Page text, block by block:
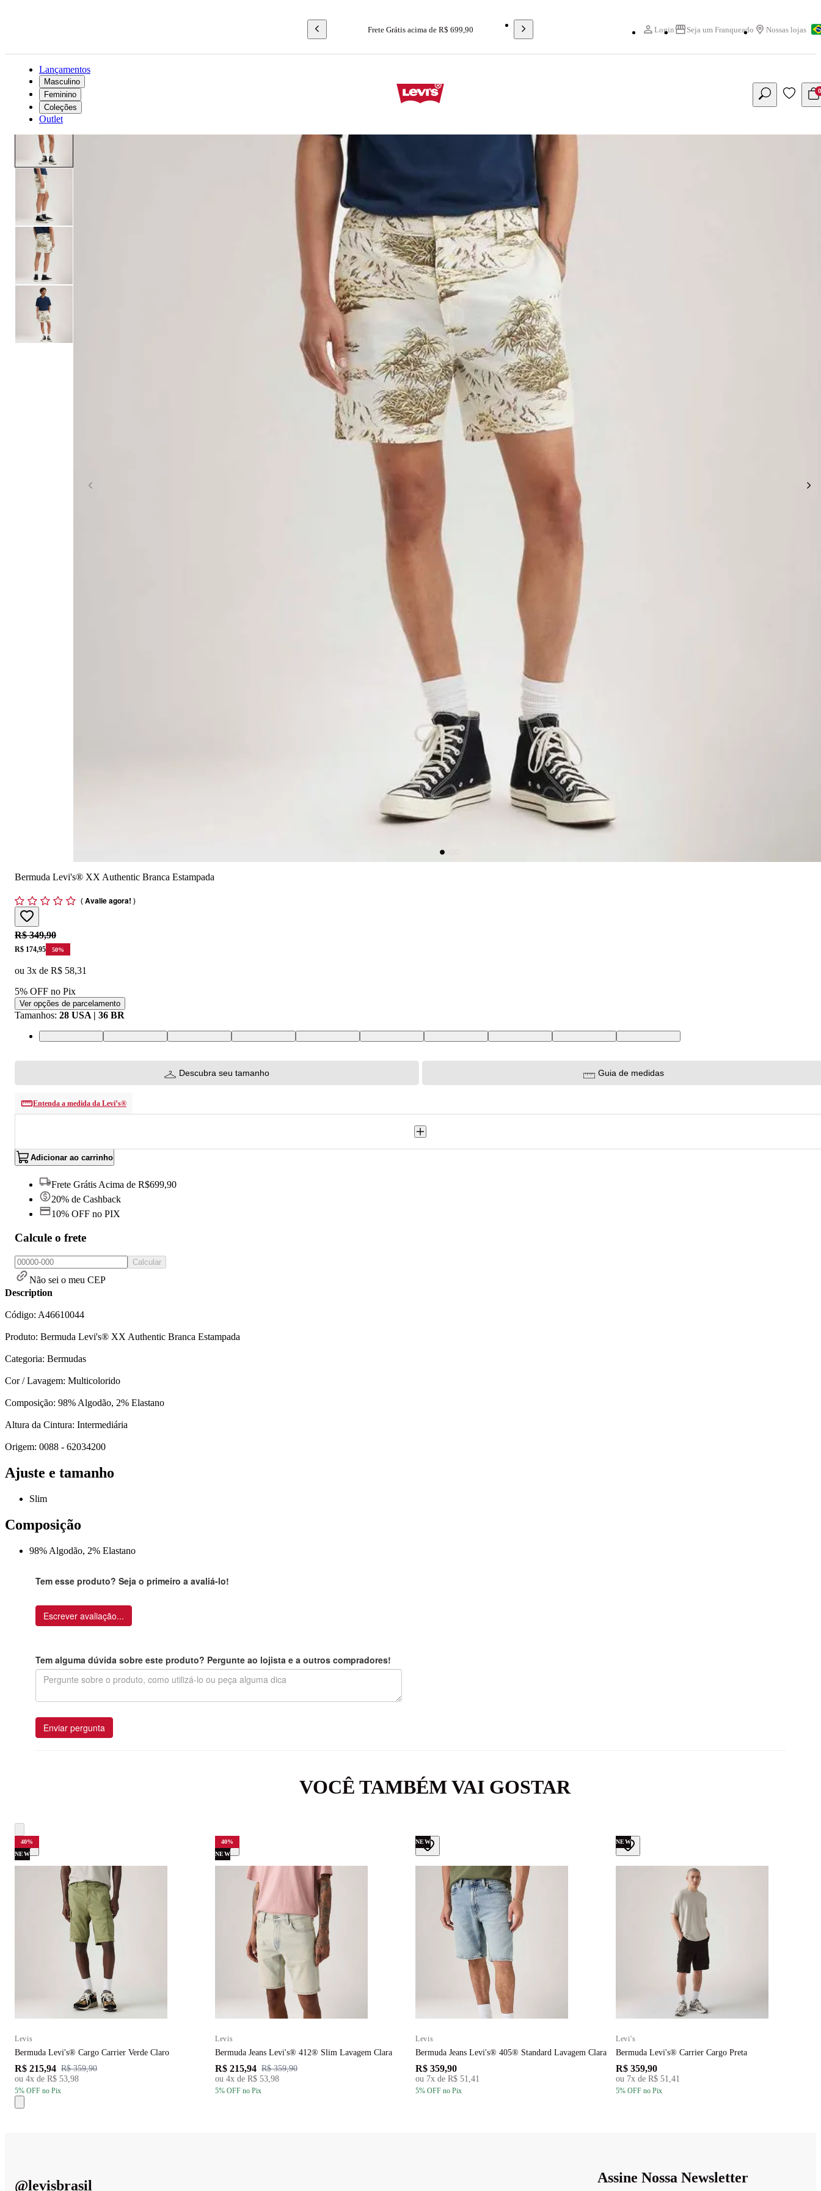
Frete Grátis acima de R$ 699,90 Login Seja um Franqueado Nossas lojas
Lançamentos
Masculino
Feminino
Coleções
Outlet
0
Masculino
Bermuda Levi's® XX Authentic Branca Estampada
(Avalie agora! )
Original price:
R$ 349,90
Price:
R$ 174,95 50%
ou 3x de R$ 58,31
5% OFF no Pix
Ver opções de parcelamento
Tamanhos: 28 USA | 36 BR
28 USA | 36 BR30 USA | 38 BR40 USA | 50 BR32 USA | 40 BR33 USA | 42 BR34 USA | 44 BR36 USA | 46 BR38 USA | 48 BR42 USA | 52 BR44 USA | 54 BR
Descubra seu tamanho Guia de medidas
Entenda a medida da Levi’s®
Adicionar ao carrinho
Frete Grátis Acima de R$699,90
20% de Cashback
10% OFF no PIX
Calcule o frete
Calcular
Não sei o meu CEP
Description
Código: A46610044
Produto: Bermuda Levi's® XX Authentic Branca Estampada
Categoria: Bermudas
Cor / Lavagem: Multicolorido
Composição: 98% Algodão, 2% Elastano
Altura da Cintura: Intermediária
Origem: 0088 - 62034200
Ajuste e tamanho
Slim
Composição
98% Algodão, 2% Elastano
Tem esse produto? Seja o primeiro a avaliá-lo!
Escrever avaliação...
Tem alguma dúvida sobre este produto? Pergunte ao lojista e a outros compradores!
Enviar pergunta
VOCÊ TAMBÉM VAI GOSTAR
40%
NEW
Levis
Bermuda Levi's® Cargo Carrier Verde Claro
R$ 215,94 R$ 359,90
ou 4x de R$ 53,98
5% OFF no Pix
40%
NEW
Levis
Bermuda Jeans Levi's® 412® Slim Lavagem Clara
R$ 215,94 R$ 359,90
ou 4x de R$ 53,98
5% OFF no Pix
NEW
Levis
Bermuda Jeans Levi's® 405® Standard Lavagem Clara
R$ 359,90
ou 7x de R$ 51,41
5% OFF no Pix
NEW
Levi's
Bermuda Levi's® Carrier Cargo Preta
R$ 359,90
ou 7x de R$ 51,41
5% OFF no Pix
@levisbrasil
Assine Nossa Newsletter